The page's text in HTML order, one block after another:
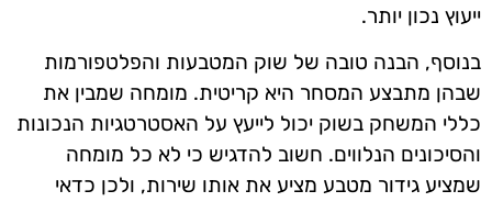
ייעוץ נכון יותר.
בנוסף, הבנה טובה של שוק המטבעות והפלטפורמות
שבהן מתבצע המסחר היא קריטית. מומחה שמבין את
כללי המשחק בשוק יכול לייעץ על האסטרטגיות הנכונות
והסיכונים הנלווים. חשוב להדגיש כי לא כל מומחה
שמציע גידור מטבע מציע את אותו שירות, ולכן כדאי